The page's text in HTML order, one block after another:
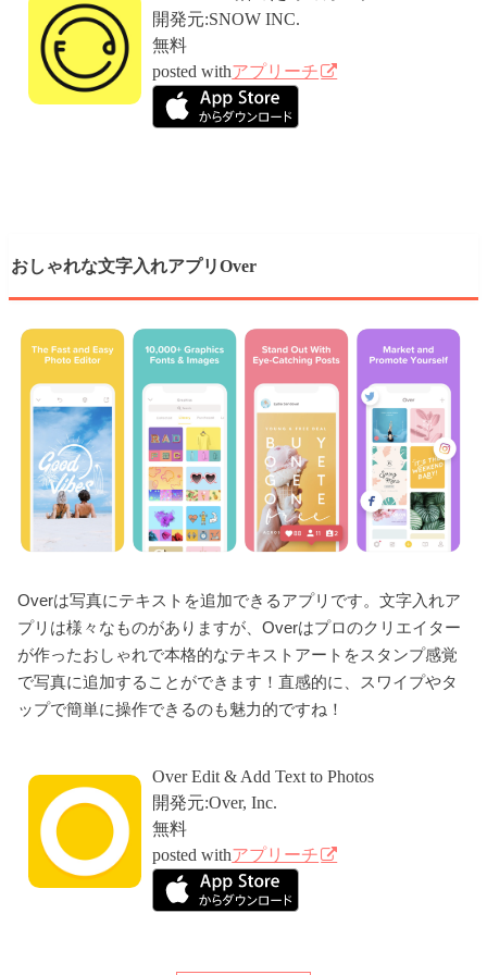
開発元:SNOW INC.
無料
posted withアプリーチ
おしゃれな文字入れアプリOver
Overは写真にテキストを追加できるアプリです。文字入れア
プリは様々なものがありますが、Overはプロのクリエイター
が作ったおしゃれで本格的なテキストアートをスタンプ感覚
で写真に追加することができます！直感的に、スワイプやタ
ップで簡単に操作できるのも魅力的ですね！
Over Edit & Add Text to Photos
開発元:Over, Inc.
無料
posted withアプリーチ